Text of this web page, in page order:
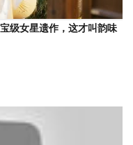
级女星遗作，这才叫韵味